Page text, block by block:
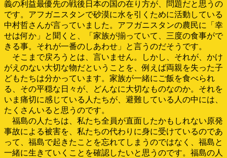
義の利益最優先の戦後日本の国の在り方が、問題だと思うの
です。アフガニスタンで砂漠に水を引くために活動している
中村哲さんが言っていました。アフガニスタンの農民に「幸
せは何か」と聞くと、「家族が揃っていて、三度の食事がで
きる事。それが一番のしあわせ」と言うのだそうです。
そこまで戻ろうとは、言いません。しかし、それが、かけ
がえのない大切な物だということを、例えば両親を失った子
どもたちは分かっています。家族が一緒にご飯を食べられ
る、その平穏な日々が、どんなに大切なものなのか。それを
いま痛切に感じている人たちが、避難している人の中には、
たくさんいると思うのです。
福島の人たちは、私たち全員が直面したかもしれない原発
事故による被害を、私たちの代わりに身に受けているのであ
って、福島で起きたことを忘れてしまうのではなく、福島と
一緒に生きていくことを確認したいと思うのです。福島の人